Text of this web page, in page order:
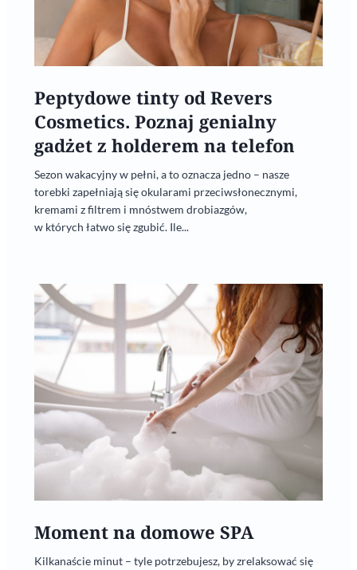
Peptydowe tinty od Revers
Cosmetics. Poznaj genialny
gadżet z holderem na telefon
Sezon wakacyjny w pełni, a to oznacza jedno – nasze
torebki zapełniają się okularami przeciwsłonecznymi,
kremami z filtrem i mnóstwem drobiazgów,
w których łatwo się zgubić. Ile...
Moment na domowe SPA
Kilkanaście minut – tyle potrzebujesz, by zrelaksować się